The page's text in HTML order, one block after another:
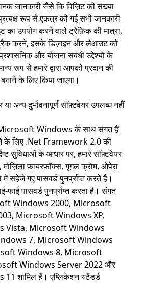
जानकारी जैसे कि विज़िट की संख्या
रूप से एकत्र की गई सभी जानकारी
का उपयोग करने वाले ट्रैफ़िक की मात्रा,
करने, इसके डिज़ाइन और लेआउट को
और योजना संबंधी उद्देश्यों के
रूप से हमारे द्वारा आपको प्रदान की
के लिए किया जाएगा।
अन्य दुर्भावनापूर्ण सॉफ़्टवेयर उपलब्ध नहीं
Microsoft Windows के साथ संगत हैं
के लिए .Net Framework 2.0 की
सुविधाओं के आधार पर, हमारे सॉफ़्टवेयर
फ़ायरफ़ॉक्स, गूगल क्रोम, ओपेरा
सहेजे गए पासवर्ड पुनर्प्राप्त करते हैं।
फाई पासवर्ड पुनर्प्राप्त करता है। संगत
Windows 2000, Microsoft
Microsoft Windows XP,
Vista, Microsoft Windows
7, Microsoft Windows
Windows 8, Microsoft
Windows Server 2022 और
शामिल हैं। एप्लिकेशन स्टैंडर्ड